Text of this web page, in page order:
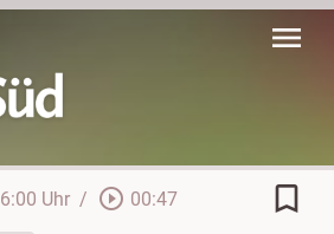
menu
Uhr / play_circle_outline 00:47 bookmark_border